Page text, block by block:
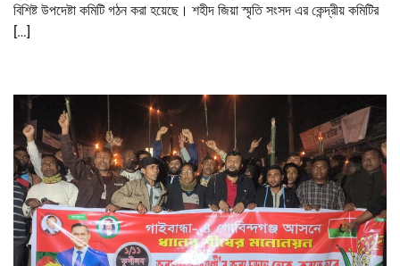
বিশিষ্ট উপদেষ্টা কমিটি গঠন করা হয়েছে। শহীদ জিয়া স্মৃতি সংসদ এর কেন্দ্রীয় কমিটির
[…]